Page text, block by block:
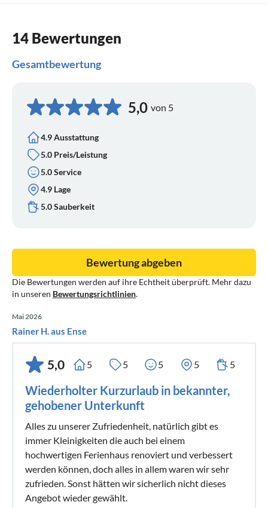
14 Bewertungen
Gesamtbewertung
5,0 von 5
4.9 Ausstattung
5.0 Preis/Leistung
5.0 Service
4.9 Lage
5.0 Sauberkeit
Die Bewertungen werden auf ihre Echtheit überprüft. Mehr dazu
in unseren Bewertungsrichtlinien.
Bewertung abgeben
Mai 2026
Rainer H. aus Ense
5,0 5 5 5 5 5
Wiederholter Kurzurlaub in bekannter,
gehobener Unterkunft
Alles zu unserer Zufriedenheit, natürlich gibt es
immer Kleinigkeiten die auch bei einem
hochwertigen Ferienhaus renoviert und verbessert
werden können, doch alles in allem waren wir sehr
zufrieden. Sonst hätten wir sicherlich nicht dieses
Angebot wieder gewählt.